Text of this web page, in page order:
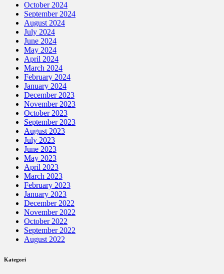
October 2024
September 2024
August 2024
July 2024
June 2024
May 2024
April 2024
March 2024
February 2024
January 2024
December 2023
November 2023
October 2023
September 2023
August 2023
July 2023
June 2023
May 2023
April 2023
March 2023
February 2023
January 2023
December 2022
November 2022
October 2022
September 2022
August 2022
Kategori